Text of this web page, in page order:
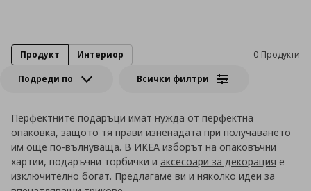
Подреди по Всички филтри
0 Продукти
Продукт Интериор
Перфектните подаръци имат нужда от перфектна
опаковка, защото тя прави изненадата при получаването
им още по-вълнуваща. В ИКЕА изборът на опаковъчни
хартии, подаръчни торбички и аксесоари за декорация е
изключително богат. Предлагаме ви и няколко идеи за